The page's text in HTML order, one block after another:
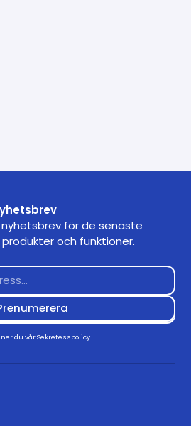
för de senaste
och funktioner.
du vårSekretesspolicy